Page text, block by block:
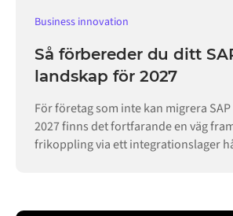
Business innovation
Så förbereder du ditt
landskap för 2027
För företag som inte kan migrera SAP
2027 finns det fortfarande en väg
frikoppling via ett integrationslager